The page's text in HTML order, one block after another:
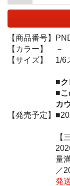
【商品番号】
【カラー】
－
【サイズ】
1/6
■ク
■こ
カ
【発売予定】
【
量
／
発